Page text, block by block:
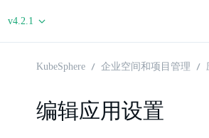
v4.2.1
KubeSphere 企业空间和项目管理
编辑应用设置